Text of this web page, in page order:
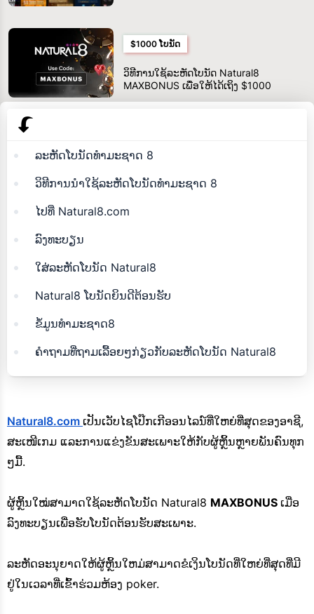
$1000 ໂບນັດ
ວິທີການໃຊ້ລະຫັດໂບນັດ Natural8
MAXBONUS ເພື່ອໃຫ້ໄດ້ເຖິງ $1000
ລະຫັດໂບນັດທໍາມະຊາດ 8
ວິທີການນໍາໃຊ້ລະຫັດໂບນັດທໍາມະຊາດ 8
ໄປທີ່ Natural8.com
ລົງທະບຽນ
ໃສ່ລະຫັດໂບນັດ Natural8
Natural8 ໂບນັດຍິນດີຕ້ອນຮັບ
ຂໍ້ມູນທໍາມະຊາດ8
ຄຳຖາມທີ່ຖາມເລື້ອຍໆກ່ຽວກັບລະຫັດໂບນັດ Natural8
Natural8.com ເປັນເວັບໄຊໂປ໊ກເກີອອນໄລນ໌ທີ່ໃຫຍ່ທີ່ສຸດຂອງອາຊີ,
ສະເໜີເກມ ແລະການແຂ່ງຂັນສະເພາະໃຫ້ກັບຜູ້ຫຼິ້ນຫຼາຍພັນຄົນທຸກ
ໆມື້.
ຜູ້ຫຼິ້ນໃໝ່ສາມາດໃຊ້ລະຫັດໂບນັດ Natural8 MAXBONUS ເມື່ອ
ລົງທະບຽນເພື່ອຮັບໂບນັດຕ້ອນຮັບສະເພາະ.
ລະຫັດອະນຸຍາດໃຫ້ຜູ້ຫຼິ້ນໃຫມ່ສາມາດຂໍເງິນໂບນັດທີ່ໃຫຍ່ທີ່ສຸດທີ່ມີ
ຢູ່ໃນເວລາທີ່ເຂົ້າຮ່ວມຫ້ອງ poker.